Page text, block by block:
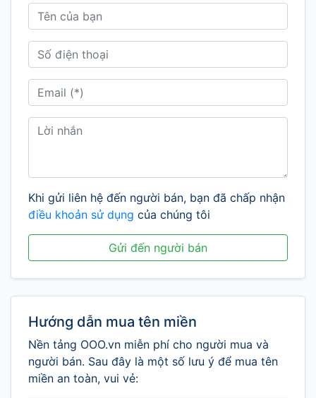
Khi gửi liên hệ đến người bán, bạn đã chấp nhận
điều khoản sử dụng của chúng tôi
Gửi đến người bán
Hướng dẫn mua tên miền
Nền tảng OOO.vn miễn phí cho người mua và
người bán. Sau đây là một số lưu ý để mua tên
miền an toàn, vui vẻ: